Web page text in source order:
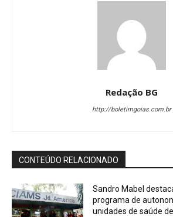
Redação BG
http://boletimgoias.com.br
CONTEÚDO RELACIONADO
Sandro Mabel
programa de
unidades de saúde